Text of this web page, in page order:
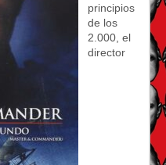
principios
de los
2.000, el
director